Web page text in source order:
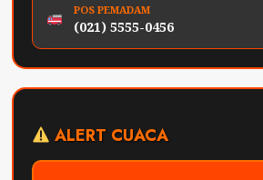
POS PEMADAM
(021) 5555-0456
ALERT CUACA